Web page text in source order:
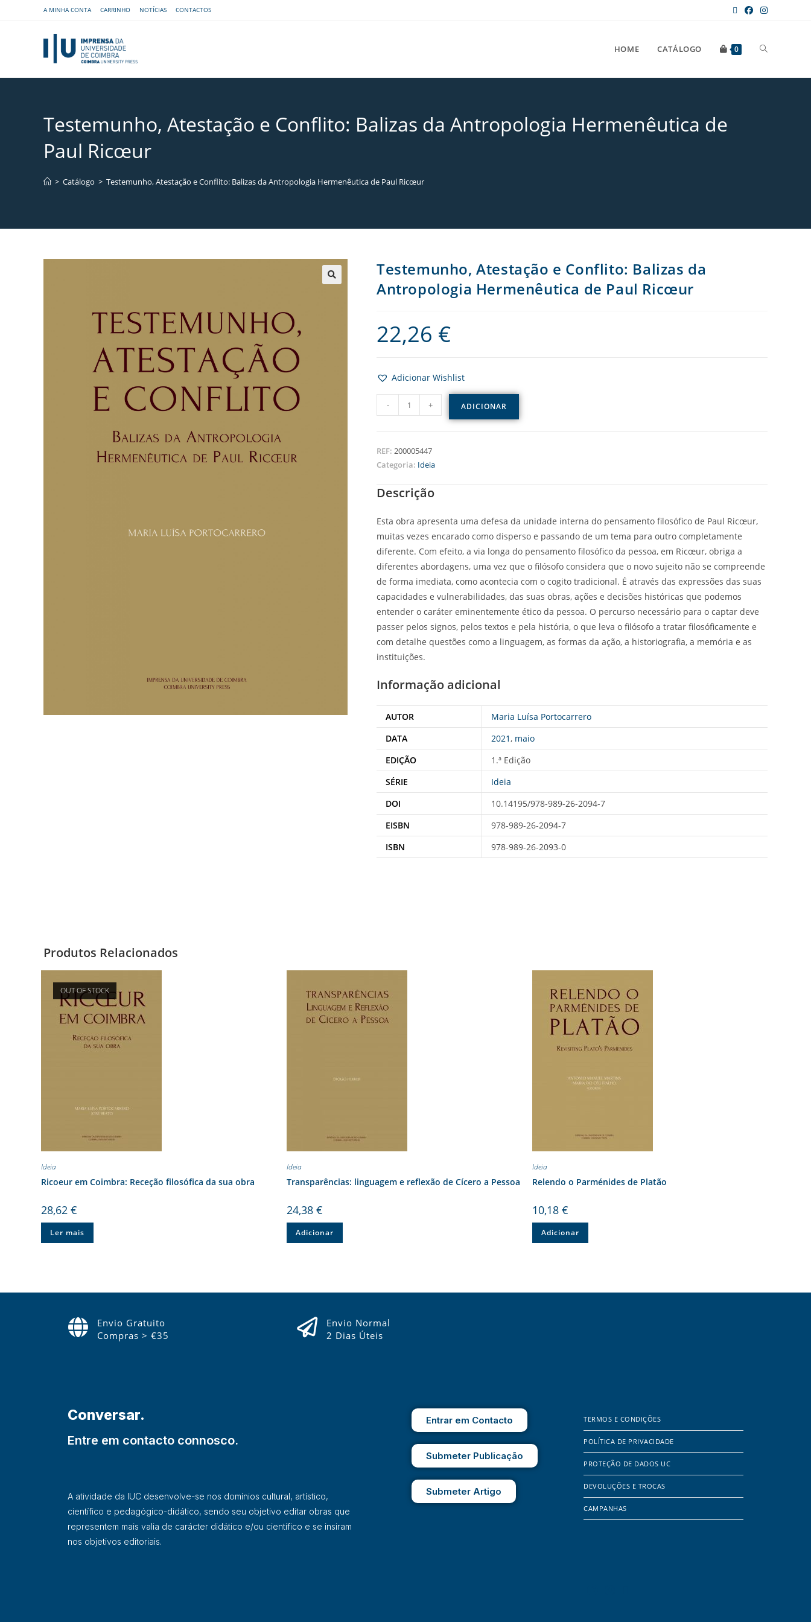
A MINHA CONTA CARRINHO NOTÍCIAS CONTACTOS
HOME CATÁLOGO 0
Testemunho, Atestação e Conflito: Balizas da Antropologia Hermenêutica de
Paul Ricœur
> Catálogo > Testemunho, Atestação e Conflito: Balizas da Antropologia Hermenêutica de Paul Ricœur
Testemunho, Atestação e Conflito: Balizas da
Antropologia Hermenêutica de Paul Ricœur
22,26 €
Adicionar Wishlist
- + ADICIONAR
REF: 200005447
Categoria: Ideia
Descrição
Esta obra apresenta uma defesa da unidade interna do pensamento filosófico de Paul Ricœur,
muitas vezes encarado como disperso e passando de um tema para outro completamente
diferente. Com efeito, a via longa do pensamento filosófico da pessoa, em Ricœur, obriga a
diferentes abordagens, uma vez que o filósofo considera que o novo sujeito não se compreende
de forma imediata, como acontecia com o cogito tradicional. É através das expressões das suas
capacidades e vulnerabilidades, das suas obras, ações e decisões históricas que podemos
entender o caráter eminentemente ético da pessoa. O percurso necessário para o captar deve
passer pelos signos, pelos textos e pela história, o que leva o filósofo a tratar filosóficamente e
com detalhe questões como a linguagem, as formas da ação, a historiografia, a memória e as
instituições.
Informação adicional
AUTOR
Maria Luísa Portocarrero
DATA
2021, maio
EDIÇÃO
1.ª Edição
SÉRIE
Ideia
DOI
10.14195/978-989-26-2094-7
EISBN
978-989-26-2094-7
ISBN
978-989-26-2093-0
Produtos Relacionados
OUT OF STOCK
Ideia
Ricoeur em Coimbra: Receção filosófica da sua obra
28,62€
Ler mais
Ideia
Transparências: linguagem e reflexão de Cícero a Pessoa
24,38 €
Adicionar
Ideia
Relendo o Parménides de Platão
10,18 €
Adicionar
Envio Gratuito
Compras > €35
Envio Normal
2 Dias Úteis
Conversar.
Entre em contacto connosco.
A atividade da IUC desenvolve-se nos domínios cultural, artístico,
científico e pedagógico-didático, sendo seu objetivo editar obras que
representem mais valia de carácter didático e/ou científico e se insiram
nos objetivos editoriais.
Entrar em Contacto
Submeter Publicação
Submeter Artigo
TERMOS E CONDIÇÕES
POLÍTICA DE PRIVACIDADE
PROTEÇÃO DE DADOS UC
DEVOLUÇÕES E TROCAS
CAMPANHAS